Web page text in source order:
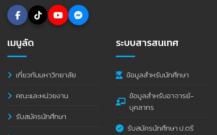
เมนูลัด
เกี่ยวกับมหาวิทยาลัย
คณะและหน่วยงาน
รับสมัครนักศึกษา
ระบบสารสนเทศ
ข้อมูลสำหรับนักศึกษา
ข้อมูลสำหรับอาจารย์-
บุคลากร
รับสมัครนักศึกษา ป.ตรี